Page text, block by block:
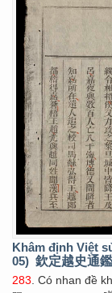
Khâm định Việt
05) 欽定越史通
283. Có nhan đề